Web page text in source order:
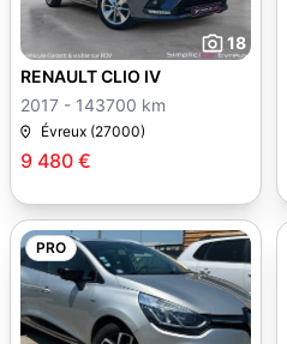
18
9 480 €
RENAULT CLIO IV
2017 - 143700 km
Évreux (27000)
PRO